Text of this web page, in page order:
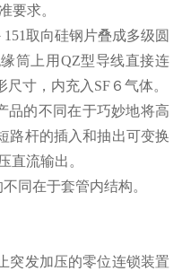
要求。
取向硅钢片叠成多级圆
筒上用QZ型导线直接连
寸，内充入SF６气体。
的不同在于巧妙地将高
路杆的插入和抽出可变换
直流输出。
同在于套管内结构。
突发加压的零位连锁装置